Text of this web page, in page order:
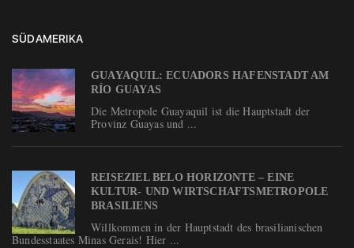
SÜDAMERIKA
GUAYAQUIL: ECUADORS HAFENSTADT AM
RÍO GUAYAS
Die Metropole Guayaquil ist die Hauptstadt der
Provinz Guayas und ...
REISEZIEL BELO HORIZONTE – EINE
KULTUR- UND WIRTSCHAFTSMETROPOLE
BRASILIENS
Willkommen in der Hauptstadt des brasilianischen
Bundesstaates Minas Gerais! Hier ...